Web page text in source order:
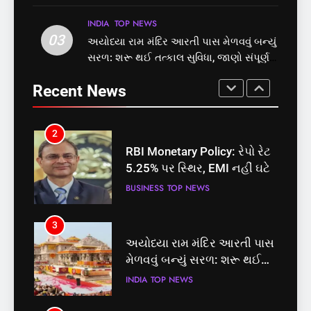
2
RBI Monetary Policy: રેપો રેટ
5.25% પર સ્થિર, EMI નહીં ઘટે
3
અયોધ્યા રામ મંદિર આરતી પાસ
મેળવવું બન્યું સરળ: શરૂ થઈ
તત્કાલ સુવિધા, જાણો સંપૂર્ણ
INDIA TOP NEWS
4
‘ગજિની’ અને ‘લગાન’ ફેમ
અભિનેતા પ્રદીપ રાવતનું 74
વર્ષની વયે નિધન, બ્લડ કેન્સર
ENTERTAINMENT
03
INDIA TOP NEWS
અયોધ્યા રામ મંદિર આરતી પાસ મેળવવું બન્યું
સરળ: શરૂ થઈ તત્કાલ સુવિધા, જાણો સંપૂર્ણ
Recent News
1
સમાજવાદી પાર્ટીએ અયોધ્યા
બેઠક પરથી પવન પાંડેને 2027
માટે બનાવાયા ઉમેદવાર
2
RBI Monetary Policy: રેપો રેટ
5.25% પર સ્થિર, EMI નહીં ઘટે
BUSINESS TOP NEWS
3
અયોધ્યા રામ મંદિર આરતી પાસ
મેળવવું બન્યું સરળ: શરૂ થઈ
તત્કાલ સુવિધા, જાણો સંપૂર્ણ
INDIA TOP NEWS